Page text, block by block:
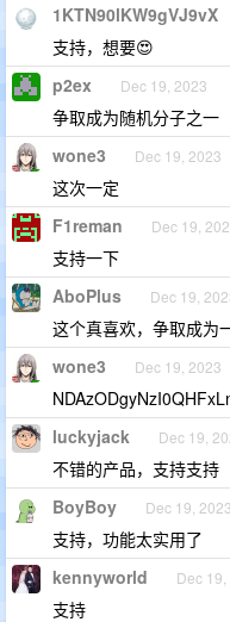
1KTN90lKW9gVJ9vX
支持，想要😍
p2ex Dec 19, 2023
争取成为随机分子之一
wone3 Dec 19, 2023
这次一定
F1reman Dec 19,
支持一下
AboPlus Dec 19,
这个真喜欢，争取成为
wone3 Dec 19, 2023
luckyjack Dec 19,
不错的产品，支持支持
BoyBoy Dec 19, 2023
支持，功能太实用了
kennyworld Dec
支持